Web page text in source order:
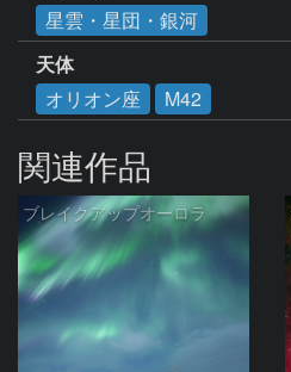
星雲・星団・銀河
天体
オリオン座
M42
関連作品
ブレイクアップオーロラ